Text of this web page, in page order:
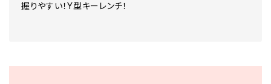
握りやすい！Y型キーレンチ！